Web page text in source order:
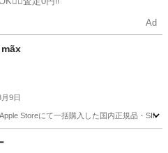
Ad
月9日
Storeにて一括購入した国内正規品・SIM
ＦＡＸ